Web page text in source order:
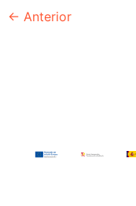
← Anterior